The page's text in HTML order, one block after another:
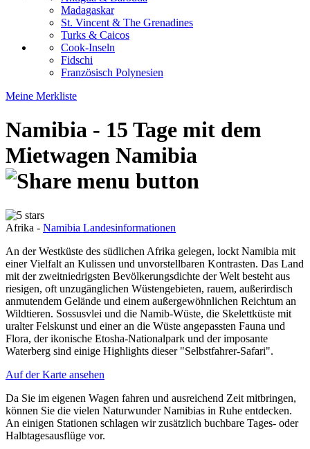
Madagaskar
St. Vincent & The Grenadines
Turks & Caicos
Cook-Inseln
Fidschi
Französisch Polynesien
Meine Merkliste
Namibia - 15 Tage mit dem
Mietwagen Namibia
Afrika - Namibia Landesinformationen
An der Westküste des südlichen Afrika gelegen, lockt Namibia mit
einer Vielfalt an Kulissen und unvorstellbaren Kontrasten. Das Land
mit der zweitniedrigsten Bevölkerungsdichte der Welt besteht aus
riesigen, oft unzugänglichen Wüstengebieten, rauem, außerirdisch
anmutendem Gelände und einem außergewöhnlichen Reichtum an
Wildtieren. Sossusvlei und die Namib-Wüste, die Skelettküste mit
uralter Felskunst und einer an die Wüste angepassten Fauna und
Flora, der ikonische Etosha-Nationalpark und der imposante
Waterberg sind einige Highlights dieser "Selbstfahrer-Safari".
Auf der Karte ansehen
Da Sie im eigenen Wagen fahren und ausreichend Zeit mitbringen,
können Sie die vielen Naturwunder Namibias in Ruhe entdecken.
An einigen Stationen schlagen wir zusätzlich buchbare Tages- oder
Halbtagesausflüge vor.